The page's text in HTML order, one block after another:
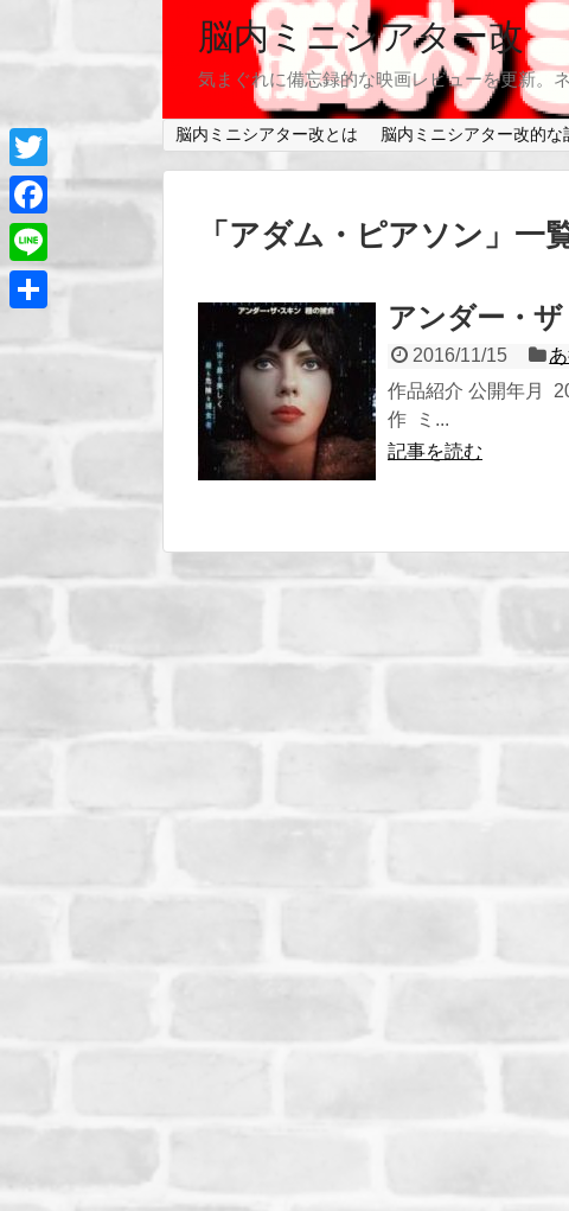
脳内ミニシアター改
気まぐれに備忘録的な映画レビューを更新。
脳内ミニシアター改とは 脳内ミニシアター改的な
「 アダム・ピアソン 」 一
アンダー・
2016/11/15
作品紹介 公開年月
作 ミ...
記事を読む
T
w
i
F
a
c
e
o
k
L